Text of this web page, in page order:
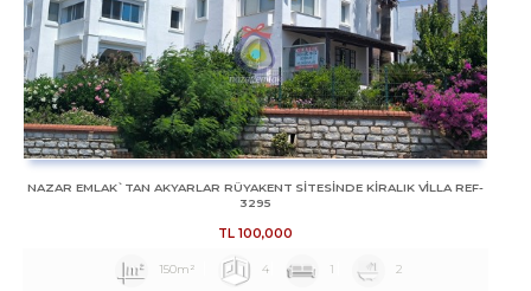
NAZAR EMLAK`TAN AKYARLAR RÜYAKENT SİTESİNDE KİRALIK VİLLA REF-
3295
TL100,000
150m² 4 1 2